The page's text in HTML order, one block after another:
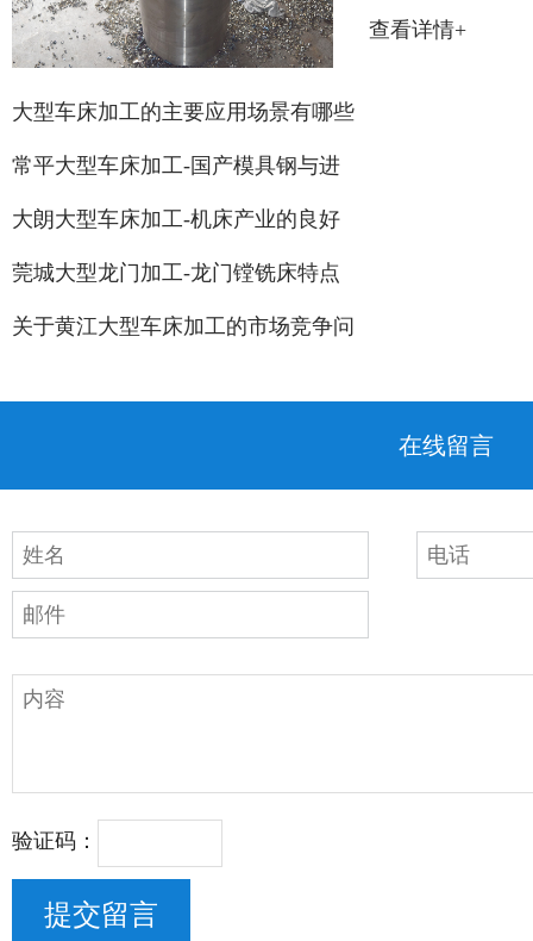
化”展开，结
查看详情+
大型车床加工的主要应用场景有哪些
常平大型车床加工-国产模具钢与进
大朗大型车床加工-机床产业的良好
莞城大型龙门加工-龙门镗铣床特点
关于黄江大型车床加工的市场竞争问
在线留言
验证码：